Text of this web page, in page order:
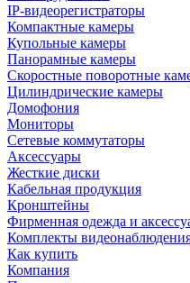
IP-видеорегистраторы
Компактные камеры
Купольные камеры
Панорамные камеры
Скоростные поворотные
Цилиндрические камеры
Домофония
Мониторы
Сетевые коммутаторы
Аксессуары
Жесткие диски
Кабельная продукция
Кронштейны
Фирменная одежда и
Комплекты
Как купить
Компания